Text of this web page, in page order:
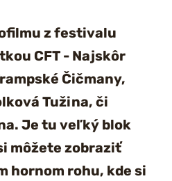
z festivalu
CFT - Najskôr
Čičmany,
Tužina, či
Je tu veľký blok
môžete zobraziť
hornom rohu, kde si